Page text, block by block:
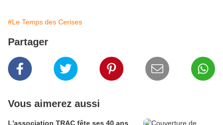
#Le Temps des Cerises
Partager
Vous aimerez aussi
L'association TRAC fête ses 40 ans